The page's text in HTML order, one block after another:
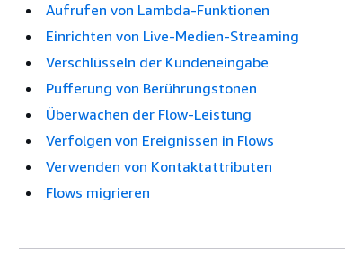
Aufrufen von Lambda-Funktionen
Einrichten von Live-Medien-Streaming
Verschlüsseln der Kundeneingabe
Pufferung von Berührungstonen
Überwachen der Flow-Leistung
Verfolgen von Ereignissen in Flows
Verwenden von Kontaktattributen
Flows migrieren